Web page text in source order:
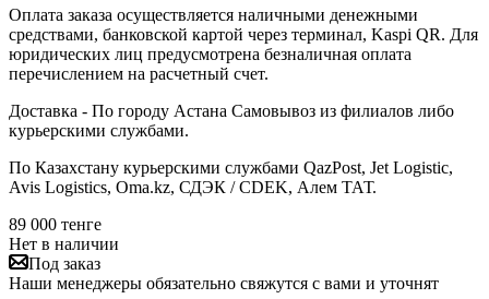
Оплата заказа осуществляется наличными денежными
средствами, банковской картой через терминал, Kaspi QR. Для
юридических лиц предусмотрена безналичная оплата
перечислением на расчетный счет.
Доставка - По городу Астана Самовывоз из филиалов либо
курьерскими службами.
По Казахстану курьерскими службами QazPost, Jet Logistic,
Avis Logistics, Oma.kz, СДЭК / CDEK, Алем ТАТ.
89 000 тенге
Нет в наличии
Под заказ
Наши менеджеры обязательно свяжутся с вами и уточнят